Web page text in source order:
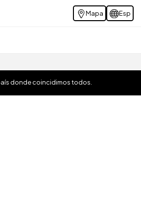
Mapa Esp
donde coincidimos todos.